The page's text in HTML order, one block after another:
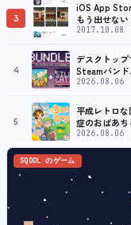
3
iOS App
もう出せな
2017.10.08
4
デスクトッ
Steamバンド
2026.08.06
5
平成レトロ
症のおばあ
2026.08.06
SQOOL のゲーム